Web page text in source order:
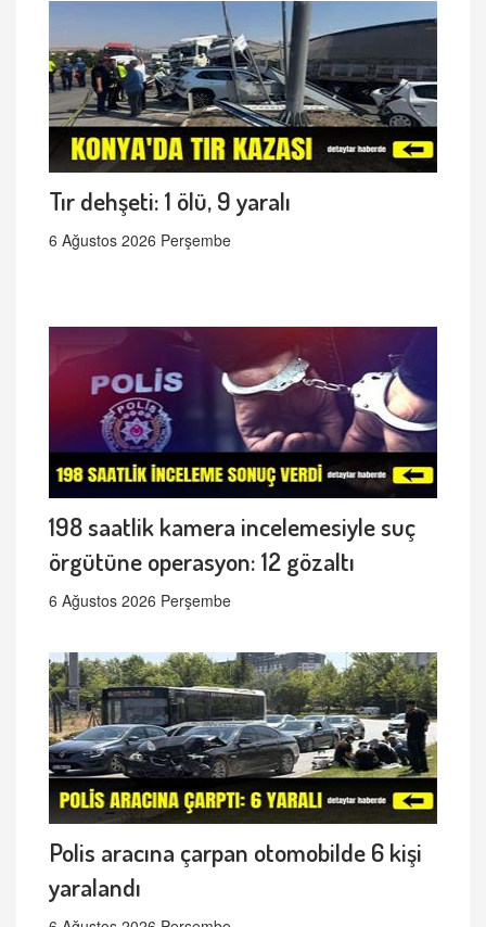
Tır dehşeti: 1 ölü, 9 yaralı
6 Ağustos 2026 Perşembe
198 saatlik kamera incelemesiyle suç
örgütüne operasyon: 12 gözaltı
6 Ağustos 2026 Perşembe
Polis aracına çarpan otomobilde 6 kişi
yaralandı